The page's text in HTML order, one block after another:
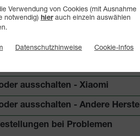
ausschalten - Apple
ausschalten - HUAWEI
ausschalten - Samsung
ausschalten - Xiaomi
ausschalten - Andere
bei Problemen
Verwendung von Cookies (mit Ausnahme
notwendig) hierauch einzeln auswählen
Datenschutzhinweise Cookie-Infos